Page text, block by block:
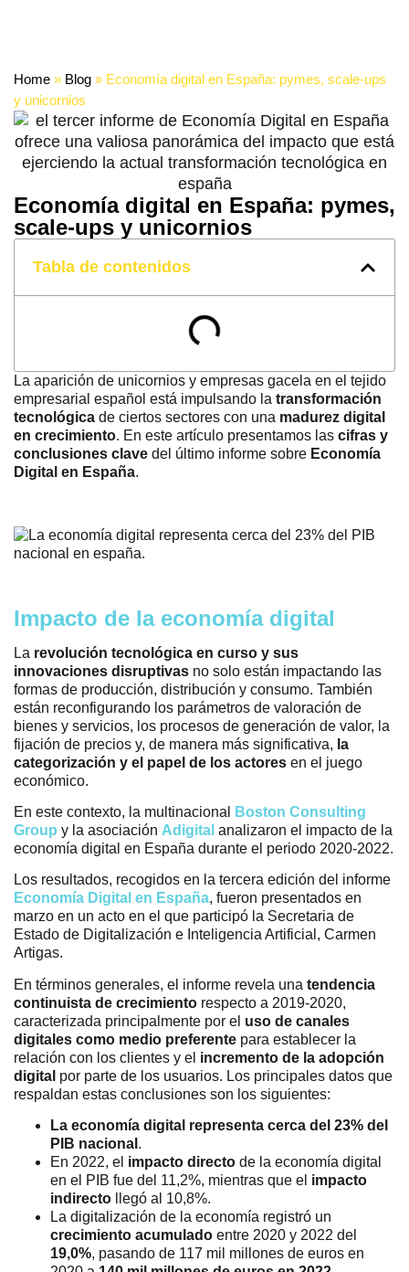
Home » Blog » Economía digital en España: pymes, scale-ups
y unicornios
Economía digital en España: pymes,
scale-ups y unicornios
Tabla de contenidos
La aparición de unicornios y empresas gacela en el tejido
empresarial español está impulsando la transformación
tecnológica de ciertos sectores con una madurez digital
en crecimiento. En este artículo presentamos las cifras y
conclusiones clave del último informe sobre Economía
Digital en España.
Impacto de la economía digital
La revolución tecnológica en curso y sus
innovaciones disruptivas no solo están impactando las
formas de producción, distribución y consumo. También
están reconfigurando los parámetros de valoración de
bienes y servicios, los procesos de generación de valor, la
fijación de precios y, de manera más significativa, la
categorización y el papel de los actores en el juego
económico.
En este contexto, la multinacional
Boston Consulting
Group y la asociación Adigital analizaron el impacto de la
economía digital en España durante el periodo 2020-2022.
Los resultados, recogidos en la tercera edición del informe
Economía Digital en España, fueron presentados en
marzo en un acto en el que participó la Secretaria de
Estado de Digitalización e Inteligencia Artificial, Carmen
Artigas.
En términos generales, el informe revela una tendencia
continuista de crecimiento respecto a 2019-2020,
caracterizada principalmente por el uso de canales
digitales como medio preferente para establecer la
relación con los clientes y el incremento de la adopción
digital por parte de los usuarios. Los principales datos que
respaldan estas conclusiones son los siguientes:
La economía digital representa cerca del 23% del
PIB nacional .
En 2022, el impacto directo de la economía digital
en el PIB fue del 11,2%, mientras que el impacto
indirecto llegó al 10,8%.
La digitalización de la economía registró un
crecimiento acumulado entre 2020 y 2022 del
19,0%, pasando de 117 mil millones de euros en